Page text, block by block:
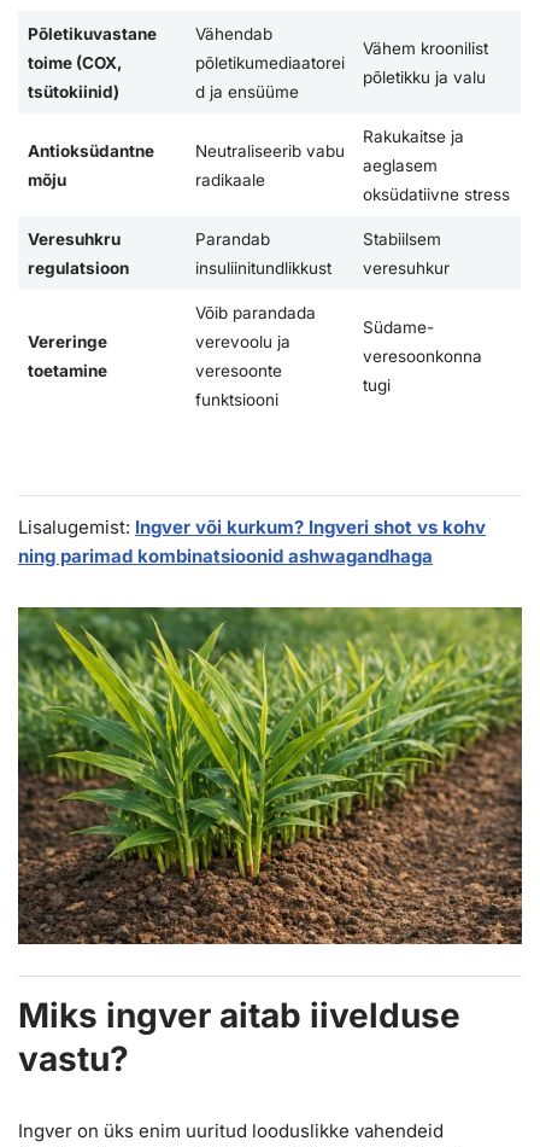
Põletikuvastane
toime (COX,
tsütokiinid)
Vähendab
põletikumediaatorei
d ja ensüüme
Vähem kroonilist
põletikku ja valu
Antioksüdantne
mõju
Neutraliseerib vabu
radikaale
Rakukaitse ja
aeglasem
oksüdatiivne stress
Veresuhkru
regulatsioon
Parandab
insuliinitundlikkust
Stabiilsem
veresuhkur
Vereringe
toetamine
Võib parandada
verevoolu ja
veresoonte
funktsiooni
Südame-
veresoonkonna
tugi
Lisalugemist: Ingver või kurkum? Ingveri shot vs kohv
ning parimad kombinatsioonid ashwagandhaga
Miks ingver aitab iivelduse
vastu?
Ingver on üks enim uuritud looduslikke vahendeid